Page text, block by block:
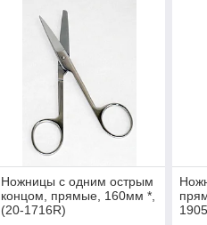
Ножницы с одним острым
концом, прямые, 160мм *,
(20-1716R)